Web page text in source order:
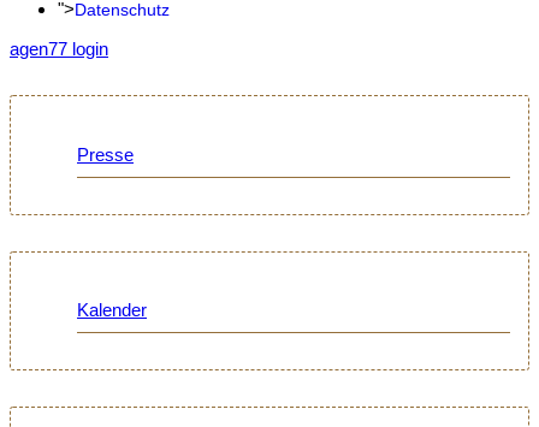
">Datenschutz
agen77 login
Presse
Kalender